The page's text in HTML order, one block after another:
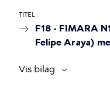
TITEL
F18 - FIMARA
Felipe Araya)
Vis bilag